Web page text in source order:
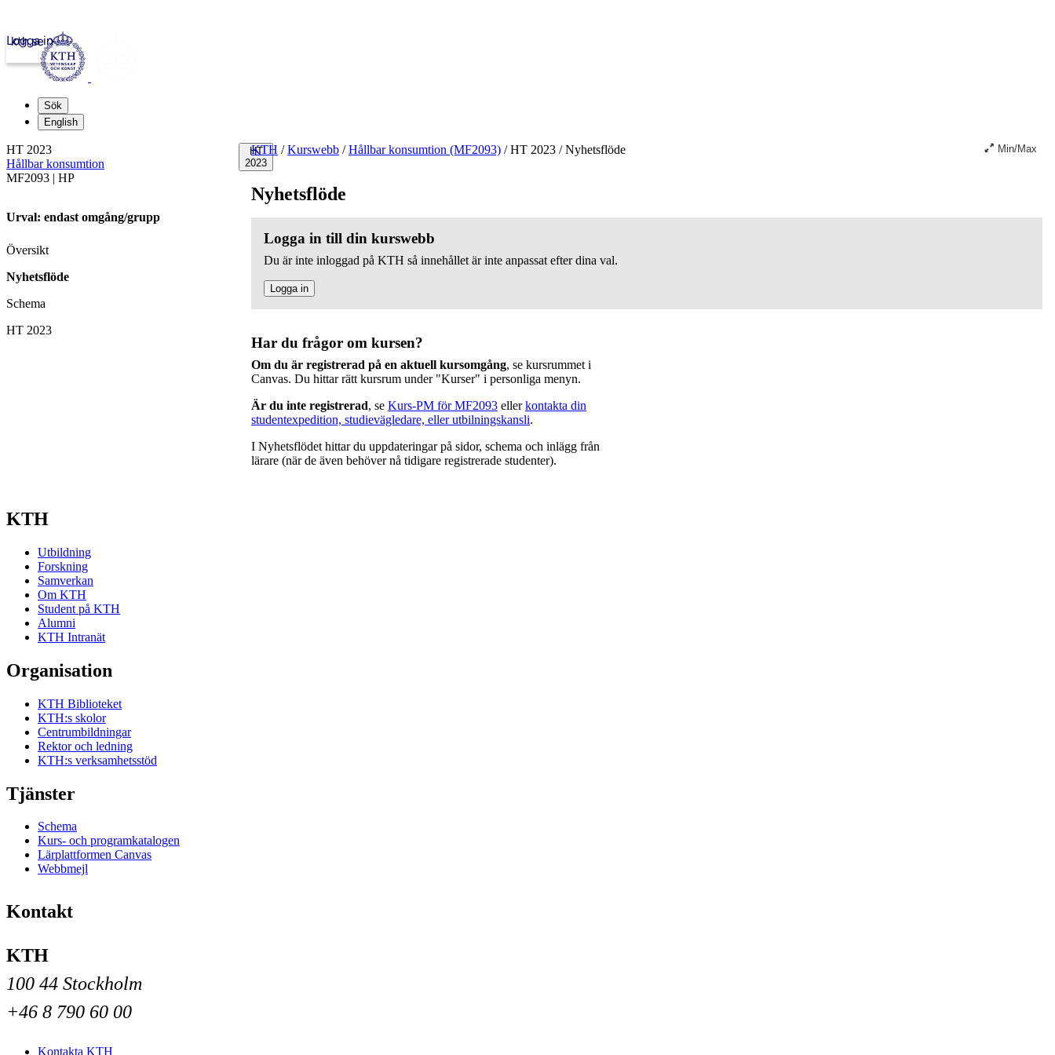
kth.se
Logga in
Sök
English
HT
2023
KTH / Kurswebb / Hållbar konsumtion (MF2093) /HT 2023 /Nyhetsflöde Min/Max
Nyhetsflöde
Logga in till din kurswebb
Du är inte inloggad på KTH så innehållet är inte anpassat efter dina val.
Logga in
Har du frågor om kursen?
Om du är registrerad på en aktuell kursomgång, se kursrummet i
Canvas. Du hittar rätt kursrum under "Kurser" i personliga menyn.
Är du inte registrerad, se Kurs-PM för MF2093 ellerkontakta din
studentexpedition, studievägledare, eller utbilningskansli.
I Nyhetsflödet hittar du uppdateringar på sidor, schema och inlägg från
lärare (när de även behöver nå tidigare registrerade studenter).
HT 2023
Hållbar konsumtion
MF2093 | HP
Urval: endast omgång/grupp
Översikt
Nyhetsflöde
Schema
HT 2023
KTH
Utbildning
Forskning
Samverkan
Om KTH
Student på KTH
Alumni
KTH Intranät
Organisation
KTH Biblioteket
KTH:s skolor
Centrumbildningar
Rektor och ledning
KTH:s verksamhetsstöd
Tjänster
Schema
Kurs- och programkatalogen
Lärplattformen Canvas
Webbmejl
Kontakt
KTH
100 44 Stockholm
+46 8 790 60 00
Kontakta KTH